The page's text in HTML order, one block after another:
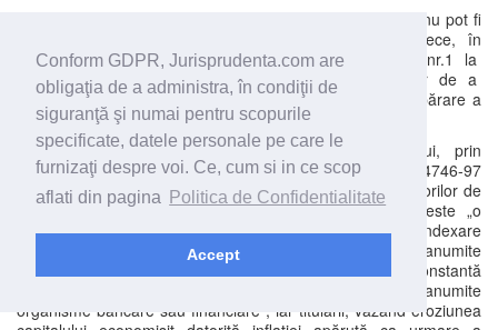
Conform GDPR, Jurisprudenta.com are
obligaţia de a administra, în condiţii de
siguranţă şi numai pentru scopurile
specificate, datele personale pe care le
furnizaţi despre voi. Ce, cum si in ce scop
aflati din pagina
Politica de Confidentialitate
Accept
Or , Tribunalul constată că nici aceste argumente nu pot fi
avute in vedere in sensul dorit de apelant deoarece, în
jurisprudența CEDO, s-a apreciat că art.1 din Protocolul nr.1 la
convenție nu stabilește o obligație generală a statelor de a
menține printr-o indexare sistematică, puterea de cumpărare a
sumelor depuse la organismele bancare sau financiare.
Astfel, Curtea Europeana a Drepturilor Omului, prin
Hotărârea din 10 iulie 2001, a soluționat cererea nr. 34746-97
formulata de Asociația si Liga pentru Protecția Cumpărătorilor de
Autoturisme împotriva României și a statuat ca nu este „o
obligație generală a Statelor de a menține, printr-o indexare
sistematica puterea de cumpărare a sumelor depuse la anumite
organisme bancare sau financiare” și nici „de a menține constantă
puterea de cumpărare a sumelor liber depuse la anumite
organisme bancare sau financiare”, iar titularii, văzând eroziunea